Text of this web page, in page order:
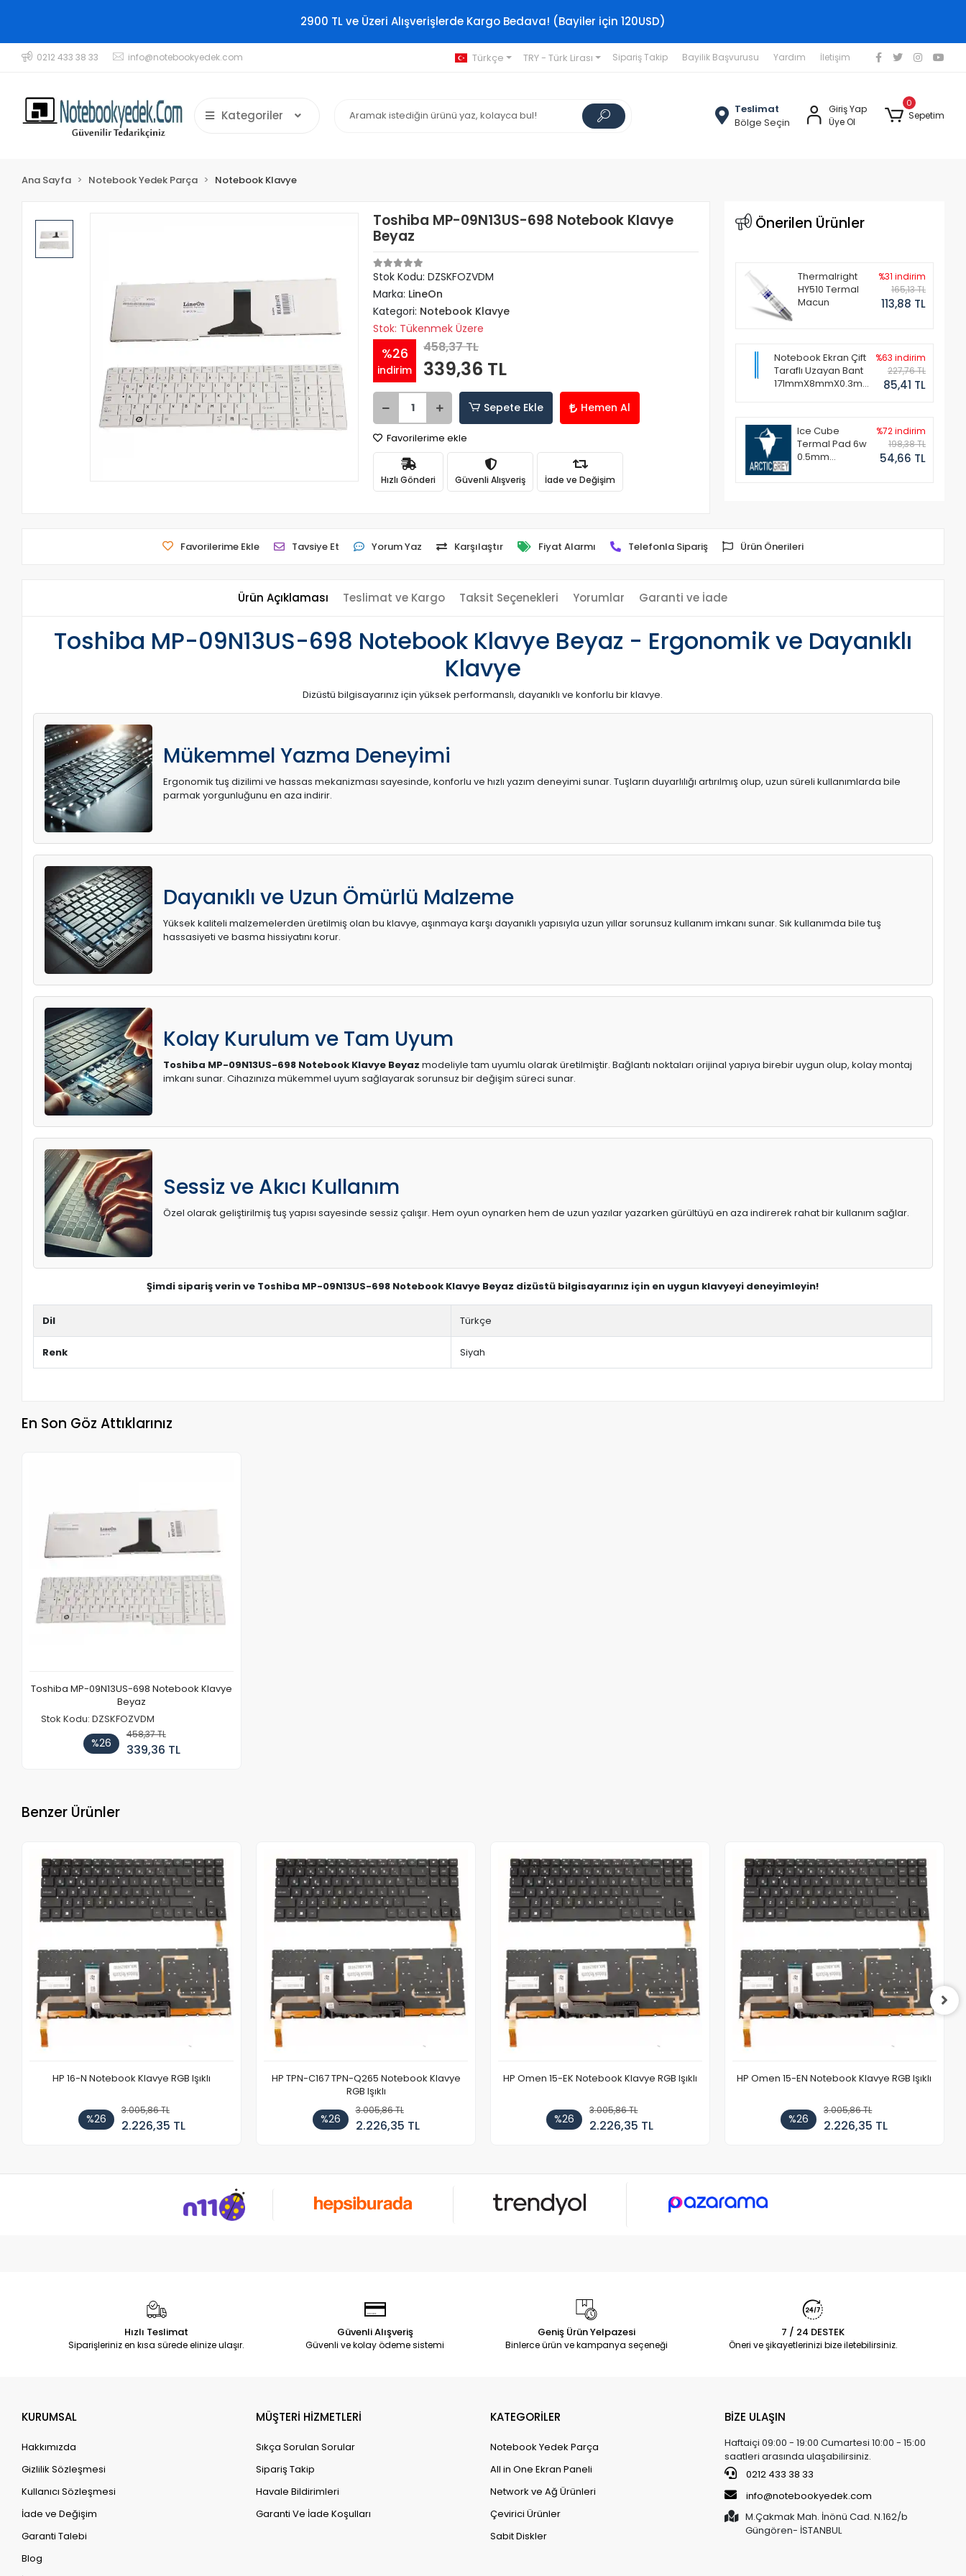
2900 TL ve Üzeri Alışverişlerde Kargo Bedava! (Bayiler için 120USD)
0212 433 38 33 info@notebookyedek.com Türkçe TRY - Türk Lirası Sipariş Takip Bayilik Başvurusu Yardım İletişim
Kategoriler
Teslimat
Bölge Seçin
Giriş Yap
Üye Ol
0
Sepetim
Ana Sayfa Notebook Yedek Parça Notebook Klavye
Toshiba MP-09N13US-698 Notebook Klavye
Beyaz
Stok Kodu: DZSKFOZVDM
Marka: LineOn
Kategori: Notebook Klavye
Stok: Tükenmek Üzere
%26
indirim
458,37 TL
339,36 TL
Sepete Ekle Hemen Al
Favorilerime ekle
Hızlı Gönderi Güvenli Alışveriş İade ve Değişim
Önerilen Ürünler
Thermalright
HY510 Termal
Macun
%31 indirim
165,13 TL
113,88 TL
Notebook Ekran Çift
Taraflı Uzayan Bant
171mmX8mmX0.3mm
%63 indirim
227,76 TL
85,41 TL
Ice Cube
Termal Pad 6w
0.5mm
%72 indirim
198,38 TL
54,66 TL
Favorilerime Ekle Tavsiye Et Yorum Yaz Karşılaştır Fiyat Alarmı Telefonla Sipariş Ürün Önerileri
Ürün Açıklaması Teslimat ve Kargo Taksit Seçenekleri Yorumlar Garanti ve İade
Toshiba MP-09N13US-698 Notebook Klavye Beyaz - Ergonomik ve Dayanıklı
Klavye
Dizüstü bilgisayarınız için yüksek performanslı, dayanıklı ve konforlu bir klavye.
Mükemmel Yazma Deneyimi
Ergonomik tuş dizilimi ve hassas mekanizması sayesinde, konforlu ve hızlı yazım deneyimi sunar. Tuşların duyarlılığı artırılmış olup, uzun süreli kullanımlarda bile
parmak yorgunluğunu en aza indirir.
Dayanıklı ve Uzun Ömürlü Malzeme
Yüksek kaliteli malzemelerden üretilmiş olan bu klavye, aşınmaya karşı dayanıklı yapısıyla uzun yıllar sorunsuz kullanım imkanı sunar. Sık kullanımda bile tuş
hassasiyeti ve basma hissiyatını korur.
Kolay Kurulum ve Tam Uyum
Toshiba MP-09N13US-698 Notebook Klavye Beyaz modeliyle tam uyumlu olarak üretilmiştir. Bağlantı noktaları orijinal yapıya birebir uygun olup, kolay montaj
imkanı sunar. Cihazınıza mükemmel uyum sağlayarak sorunsuz bir değişim süreci sunar.
Sessiz ve Akıcı Kullanım
Özel olarak geliştirilmiş tuş yapısı sayesinde sessiz çalışır. Hem oyun oynarken hem de uzun yazılar yazarken gürültüyü en aza indirerek rahat bir kullanım sağlar.
Şimdi sipariş verin ve Toshiba MP-09N13US-698 Notebook Klavye Beyaz dizüstü bilgisayarınız için en uygun klavyeyi deneyimleyin!
Dil Türkçe
Renk Siyah
En Son Göz Attıklarınız
Toshiba MP-09N13US-698 Notebook Klavye
Beyaz
Stok Kodu: DZSKFOZVDM
%26
458,37 TL
339,36 TL
Benzer Ürünler
HP 16-N Notebook Klavye RGB Işıklı
%26
3.005,86 TL
2.226,35 TL
HP TPN-C167 TPN-Q265 Notebook Klavye
RGB Işıklı
%26
3.005,86 TL
2.226,35 TL
HP Omen 15-EK Notebook Klavye RGB Işıklı
%26
3.005,86 TL
2.226,35 TL
HP Omen 15-EN Notebook Klavye RGB Işıklı
%26
3.005,86 TL
2.226,35 TL
Hızlı Teslimat
Siparişleriniz en kısa sürede elinize ulaşır.
Güvenli Alışveriş
Güvenli ve kolay ödeme sistemi
Geniş Ürün Yelpazesi
Binlerce ürün ve kampanya seçeneği
7 / 24 DESTEK
Öneri ve şikayetlerinizi bize iletebilirsiniz.
KURUMSAL
Hakkımızda
Gizlilik Sözleşmesi
Kullanıcı Sözleşmesi
İade ve Değişim
Garanti Talebi
Blog
MÜŞTERİ HİZMETLERİ
Sıkça Sorulan Sorular
Sipariş Takip
Havale Bildirimleri
Garanti Ve İade Koşulları
KATEGORİLER
Notebook Yedek Parça
All in One Ekran Paneli
Network ve Ağ Ürünleri
Çevirici Ürünler
Sabit Diskler
BİZE ULAŞIN
Haftaiçi 09:00 - 19:00 Cumartesi 10:00 - 15:00
saatleri arasında ulaşabilirsiniz.
0212 433 38 33
info@notebookyedek.com
M.Çakmak Mah. İnönü Cad. N.162/b
Güngören- İSTANBUL